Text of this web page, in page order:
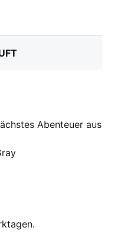
Abenteuer aus
Die ganze
dieser neuen
morgens bis
Vibes von Pikachu
Dad Cap ist ein